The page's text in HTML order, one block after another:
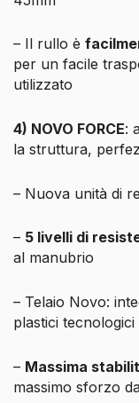
– Il rullo è
per un facile
utilizzato
4) NOVO FORCE:
la struttura,
– Nuova unità di
– 5 livelli di
al manubrio
– Telaio Novo:
plastici tecnologici
– Massima
massimo sforzo